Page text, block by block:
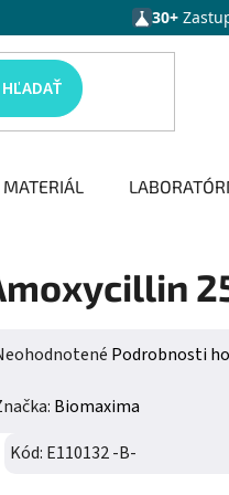
30+
HĽADAŤ
hodnoteniePodrobnosti
Biomaxima
Kód: E110132 -B-